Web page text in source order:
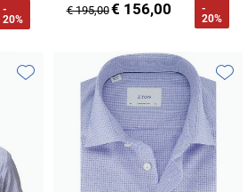
-
20%
€ 195,00€ 156,00
-
20%
Toevoegen aan favorieten